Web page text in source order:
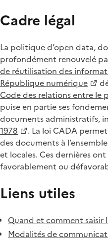
Cadre légal
La politique d’open data,
profondément renouvelé
de réutilisation des
République numérique
Code des relations entre le
puise en partie ses
documents administratifs,
1978
. La loi CADA
des documents à
et locales. Ces dernières
favorablement ou
Liens utiles
Quand et comment saisir
Modalités de